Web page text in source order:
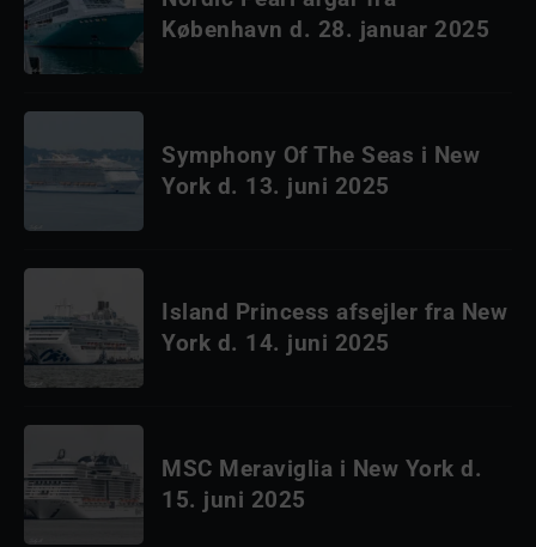
København d. 28. januar 2025
Symphony Of The Seas i New
York d. 13. juni 2025
Island Princess afsejler fra New
York d. 14. juni 2025
MSC Meraviglia i New York d.
15. juni 2025